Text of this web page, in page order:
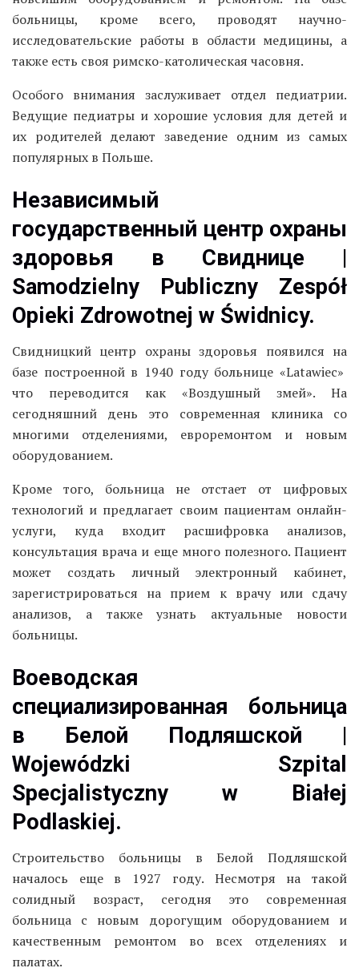
больницы, кроме всего, проводят научно-
исследовательские работы в области медицины, а
также есть своя римско-католическая часовня.
Особого внимания заслуживает отдел педиатрии.
Ведущие педиатры и хорошие условия для детей и
их родителей делают заведение одним из самых
популярных в Польше.
Независимый
государственный центр охраны
здоровья в Свиднице |
Samodzielny Publiczny Zespół
Opieki Zdrowotnej w Świdnicy.
Свидницкий центр охраны здоровья появился на
базе построенной в 1940 году больнице «Latawiec»
что переводится как «Воздушный змей». На
сегодняшний день это современная клиника со
многими отделениями, евроремонтом и новым
оборудованием.
Кроме того, больница не отстает от цифровых
технологий и предлагает своим пациентам онлайн-
услуги, куда входит расшифровка анализов,
консультация врача и еще много полезного. Пациент
может создать личный электронный кабинет,
зарегистрироваться на прием к врачу или сдачу
анализов, а также узнать актуальные новости
больницы.
Воеводская
специализированная больница
в Белой Подляшской |
Wojewódzki Szpital
Specjalistyczny w Białej
Podlaskiej.
Строительство больницы в Белой Подляшской
началось еще в 1927 году. Несмотря на такой
солидный возраст, сегодня это современная
больница с новым дорогущим оборудованием и
качественным ремонтом во всех отделениях и
палатах.